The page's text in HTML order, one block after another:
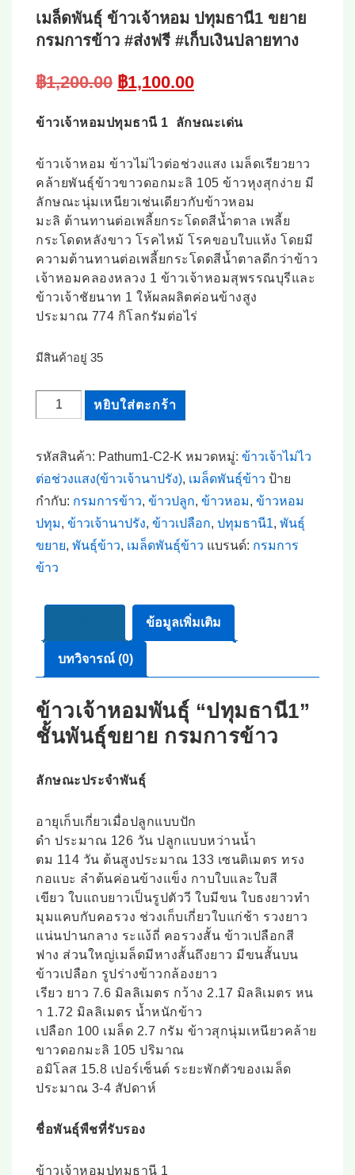
เมล็ดพันธุ์ ข้าวเจ้าหอม ปทุมธานี1 ขยาย
กรมการข้าว #ส่งฟรี #เก็บเงินปลายทาง
฿1,200.00 Original
was:
฿1,200.00.
฿1,100.00Current
is:
฿1,100.00.
ข้าวเจ้าหอมปทุมธานี 1 ลักษณะเด่น
ข้าวเจ้าหอม ข้าวไม่ไวต่อช่วงแสง เมล็ดเรียวยาว
คล้ายพันธุ์ข้าวขาวดอกมะลิ 105 ข้าวหุงสุกง่าย มี
ลักษณะนุ่มเหนียวเช่นเดียวกับข้าวหอม
มะลิ ต้านทานต่อเพลี้ยกระโดดสีน้ำตาล เพลี้ย
กระโดดหลังขาว โรคไหม้ โรคขอบใบแห้ง โดยมี
ความต้านทานต่อเพลี้ยกระโดดสีน้ำตาลดีกว่าข้าว
เจ้าหอมคลองหลวง 1 ข้าวเจ้าหอมสุพรรณบุรีและ
ข้าวเจ้าชัยนาท 1 ให้ผลผลิตค่อนข้างสูง
ประมาณ 774 กิโลกรัมต่อไร่
มีสินค้าอยู่ 35
จำนวน
เมล็ด
ปทุมธานี1
#ส่ง
เงิน
ปลาย
ชิ้น
หยิบใส่ตะกร้า
รหัสสินค้า: Pathum1-C2-K หมวดหมู่: ข้าวเจ้าไม่ไว
ต่อช่วงแสง(ข้าวเจ้านาปรัง), เมล็ดพันธุ์ข้าว ป้าย
กำกับ: กรมการข้าว, ข้าวปลูก, ข้าวหอม, ข้าวหอม
ปทุม, ข้าวเจ้านาปรัง, ข้าวเปลือก, ปทุมธานี1, พันธุ์
ขยาย, พันธุ์ข้าว, เมล็ดพันธุ์ข้าว แบรนด์: กรมการ
ข้าว
ข้อมูลเพิ่มเติม
บทวิจารณ์ (0)
ข้าวเจ้าหอมพันธุ์ “ปทุมธานี1”
ชั้นพันธุ์ขยาย กรมการข้าว
ลักษณะประจำพันธุ์
อายุเก็บเกี่ยวเมื่อปลูกแบบปัก
ดำ ประมาณ 126 วัน ปลูกแบบหว่านน้ำ
ตม 114 วัน ต้นสูงประมาณ 133 เซนติเมตร ทรง
กอแบะ ลำต้นค่อนข้างแข็ง กาบใบและใบสี
เขียว ใบแถบยาวเป็นรูปตัววี ใบมีขน ใบธงยาวทำ
มุมแคบกับคอรวง ช่วงเก็บเกี่ยวใบแก่ช้า รวงยาว
แน่นปานกลาง ระแง้ถี่ คอรวงสั้น ข้าวเปลือกสี
ฟาง ส่วนใหญ่เมล็ดมีหางสั้นถึงยาว มีขนสั้นบน
ข้าวเปลือก รูปร่างข้าวกล้องยาว
เรียว ยาว 7.6 มิลลิเมตร กว้าง 2.17 มิลลิเมตร หน
า 1.72 มิลลิเมตร น้ำหนักข้าว
เปลือก 100 เมล็ด 2.7 กรัม ข้าวสุกนุ่มเหนียวคล้าย
ขาวดอกมะลิ 105 ปริมาณ
อมิโลส 15.8 เปอร์เซ็นต์ ระยะพักตัวของเมล็ด
ประมาณ 3-4 สัปดาห์
ชื่อพันธุ์พืชที่รับรอง
ข้าวเจ้าหอมปทุมธานี 1